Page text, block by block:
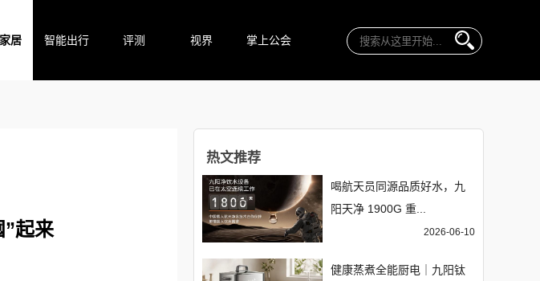
居 智能出行 评测 视界 掌上公会
起来
热文推荐
喝航天员同源品质好水，九
阳天净 1900G 重...
2026-06-10
健康蒸煮全能厨电｜九阳钛